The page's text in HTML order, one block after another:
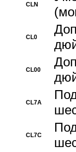
CLN
CL0
CL00
CL7A
CL7C